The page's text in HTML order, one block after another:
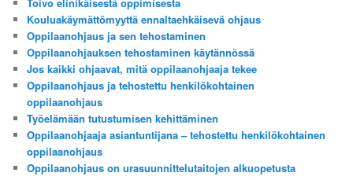
Kouluakäymättömyyttä ennaltaehkäisevä ohjaus
Oppilaanohjaus ja sen tehostaminen
Oppilaanohjauksen tehostaminen käytännössä
Jos kaikki ohjaavat, mitä oppilaanohjaaja tekee
Oppilaanohjaus ja tehostettu henkilökohtainen
oppilaanohjaus
Työelämään tutustumisen kehittäminen
Oppilaanohjaaja asiantuntijana – tehostettu henkilökohtainen
oppilaanohjaus
Oppilaanohjaus on urasuunnittelutaitojen alkuopetusta